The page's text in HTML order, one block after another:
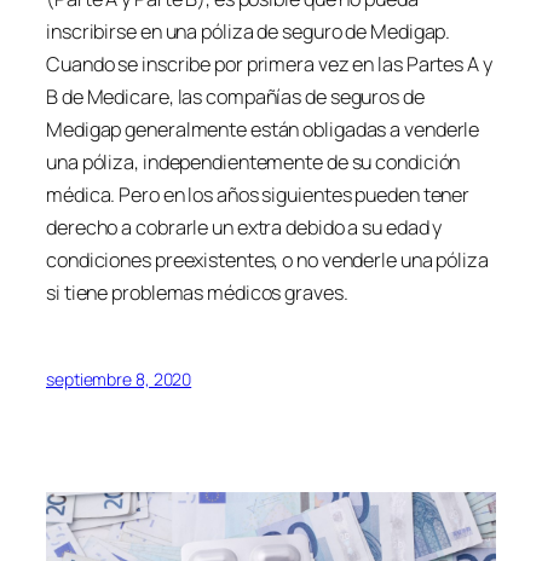
inscribirse en una póliza de seguro de Medigap.
Cuando se inscribe por primera vez en las Partes A y
B de Medicare, las compañías de seguros de
Medigap generalmente están obligadas a venderle
una póliza, independientemente de su condición
médica. Pero en los años siguientes pueden tener
derecho a cobrarle un extra debido a su edad y
condiciones preexistentes, o no venderle una póliza
si tiene problemas médicos graves.
septiembre 8, 2020